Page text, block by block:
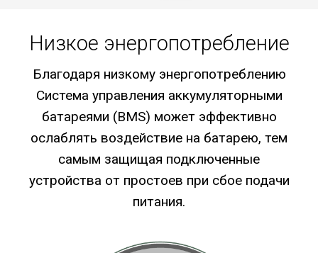
Низкое энергопотребление
Благодаря низкому энергопотреблению
Cистема управления аккумуляторными
батареями (BMS) может эффективно
ослаблять воздействие на батарею, тем
самым защищая подключенные
устройства от простоев при сбое подачи
питания.